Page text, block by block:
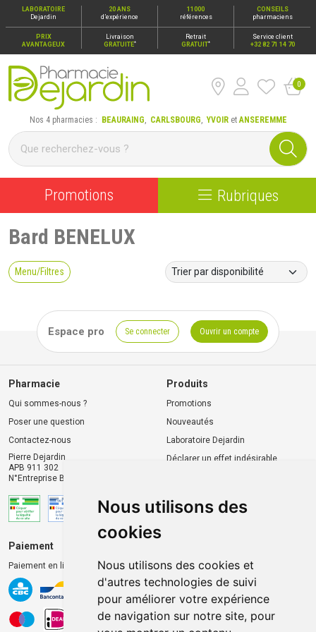
Nous utilisons des
cookies
Nous utilisons des cookies et
d'autres technologies de suivi
pour améliorer votre expérience
de navigation sur notre site, pour
LABORATOIRE
Dejardin
20 ANS
d’expérience
11000
références
CONSEILS
pharmaciens
PRIX
AVANTAGEUX
Livraison
GRATUITE*
Retrait
GRATUIT*
Service client
+32 82 71 14 70
Pharmacie Dejardin Nos 4 pharmacies : Beauraing,
0
Nos 4 pharmacies : BEAURAING, CARLSBOURG,YVOIRetANSEREMME
Promotions Rubriques
Bard BENELUX
Menu/Filtres
Espace pro Se connecter Ouvrir un compte
Pharmacie
Qui sommes-nous ?
Poser une question
Contactez-nous
Pierre Dejardin
APB 911 302
N°Entreprise BE0446.901.764
Produits
Promotions
Nouveautés
Laboratoire Dejardin
Déclarer un effet indésirable
Paiement
Paiement en ligne 100% sécurisé
Livraison chez vous
Livraison dans un Point
d’enlèvement
Retrait dans la pharmacie